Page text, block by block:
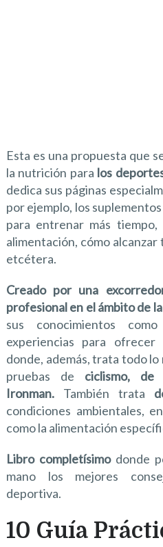
Esta es una propuesta que
la nutrición para los
dedica sus páginas
por ejemplo, los
para entrenar más
alimentación, cómo
etcétera.
Creado por una
profesional en el ámbito de
sus conocimientos
experiencias para
donde, además, trata todo
pruebas de ciclismo, de
Ironman. También trata
condiciones ambientales,
como la alimentación
Libro completísimodonde
mano los mejores
deportiva.
10 Guía